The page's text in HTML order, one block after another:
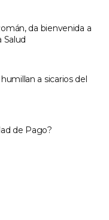
da bienvenida a
Salud
a sicarios del
de Pago?